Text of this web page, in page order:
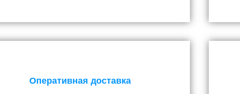
Оперативная доставка